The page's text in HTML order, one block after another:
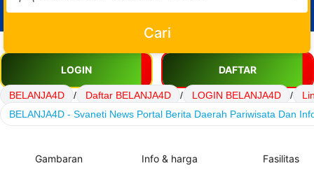
Cari
LOGIN DAFTAR
BELANJA4D / Daftar BELANJA4D / LOGIN BELANJA4D /
BELANJA4D - Svaneti News Portal Berita Daerah Pariwisata Dan
Gambaran Info & harga Fasilitas